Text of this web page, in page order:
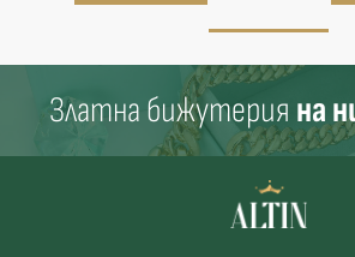
Златна бижутерия на